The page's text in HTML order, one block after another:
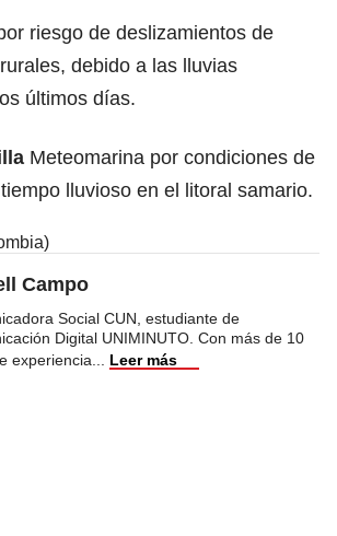
riesgo de deslizamientos de
debido a las lluvias
últimos días.
Meteomarina por condiciones de
lluvioso en el litoral samario.
Campo
Social CUN, estudiante de
Digital UNIMINUTO. Con más de 10
experiencia
Leer más